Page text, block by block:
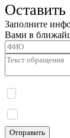
Заполните
Вами в
Отправить